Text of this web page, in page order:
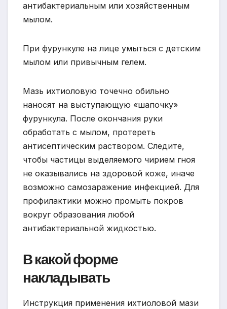
антибактериальным или хозяйственным
мылом.
При фурункуле на лице умыться с детским
мылом или привычным гелем.
Мазь ихтиоловую точечно обильно
наносят на выступающую «шапочку»
фурункула. После окончания руки
обработать с мылом, протереть
антисептическим раствором. Следите,
чтобы частицы выделяемого чирием гноя
не оказывались на здоровой коже, иначе
возможно самозаражение инфекцией. Для
профилактики можно промыть покров
вокруг образования любой
антибактериальной жидкостью.
В какой форме
накладывать
Инструкция применения ихтиоловой мази